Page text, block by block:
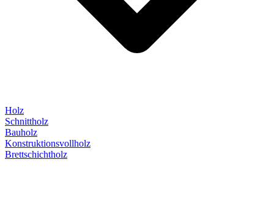
Holz
Schnittholz
Bauholz
Konstruktionsvollholz
Brettschichtholz